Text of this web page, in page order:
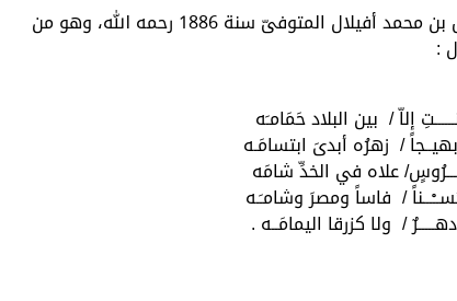
عن هذه المدينة يقول الفقيه التطواني مفضّل بن محمد أفيلال المتوفىّ سنة 1886 رحمه الله، وهو من
:
إلاّ / بين البلاد حَمَامـَه
/ زهرُه أبدىَ ابتسامَـه
علاه في الخدِّ شامَه
/ فاساً ومصرَ وشامـَـه
/ ولا كزرقا اليمامَــه .